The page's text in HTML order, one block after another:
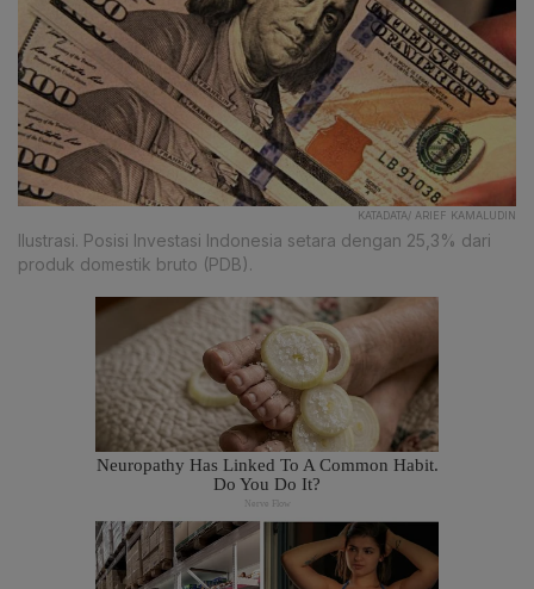
KATADATA/ ARIEF KAMALUDIN
Ilustrasi. Posisi Investasi Indonesia setara dengan 25,3% dari
produk domestik bruto (PDB).